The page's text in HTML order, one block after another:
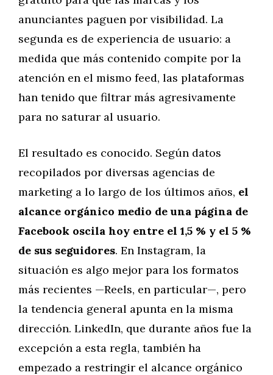
anunciantes paguen por visibilidad. La
segunda es de experiencia de usuario: a
medida que más contenido compite por la
atención en el mismo feed, las plataformas
han tenido que filtrar más agresivamente
para no saturar al usuario.
El resultado es conocido. Según datos
recopilados por diversas agencias de
marketing a lo largo de los últimos años, el
alcance orgánico medio de una página de
Facebook oscila hoy entre el 1,5 % y el 5 %
de sus seguidores. En Instagram, la
situación es algo mejor para los formatos
más recientes —Reels, en particular—, pero
la tendencia general apunta en la misma
dirección. LinkedIn, que durante años fue la
excepción a esta regla, también ha
empezado a restringir el alcance orgánico